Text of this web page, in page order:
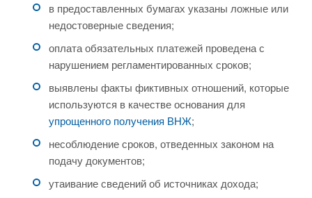
в предоставленных бумагах указаны ложные или
недостоверные сведения;
оплата обязательных платежей проведена с
нарушением регламентированных сроков;
выявлены факты фиктивных отношений, которые
используются в качестве основания для
упрощенного получения ВНЖ;
несоблюдение сроков, отведенных законом на
подачу документов;
утаивание сведений об источниках дохода;